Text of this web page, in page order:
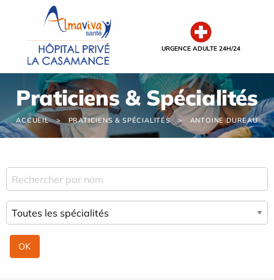
URGENCE ADULTE 24H/24
Praticiens & Spécialités
ACCUEIL PRATICIENS & SPÉCIALITÉS ANTOINE DUREAU
Panneau de gestion des cookies